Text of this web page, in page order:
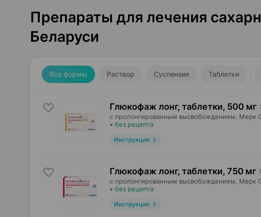
Препараты для лечения
Беларуси
Все формы Раствор Суспензия Таблетки
Глюкофаж лонг, таблетки, 500 мг
с пролонгированным высвобождением, Мерк
• без рецепта
Инструкция
Глюкофаж лонг, таблетки, 750 мг
с пролонгированным высвобождением, Мерк
• без рецепта
Инструкция